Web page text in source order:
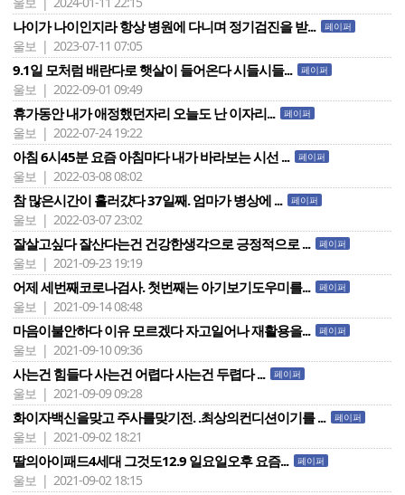
나이가 나이인지라 항상 병원에 다니며 정기검진을 받... 페이퍼
울보 | 2023-07-11 07:05
9.1일 모처럼 배란다로 햇살이 들어온다 시들시들... 페이퍼
울보 | 2022-09-01 09:49
휴가동안 내가 애정했던자리 오늘도 난 이자리... 페이퍼
울보 | 2022-07-24 19:22
아침 6시45분 요즘 아침마다 내가 바라보는 시선 ... 페이퍼
울보 | 2022-03-08 08:02
참 많은시간이 흘러걌다 37일째. 엄마가 병상에 ... 페이퍼
울보 | 2022-03-07 23:02
잘살고싶다 잘산다는건 건강한생각으로 긍정적으로 ... 페이퍼
울보 | 2021-09-23 19:19
어제 세번째코로나검사. 첫번째는 아기보기도우미를... 페이퍼
울보 | 2021-09-14 08:48
마음이불안하다 이유 모르겠다 자고일어나 재활용을... 페이퍼
울보 | 2021-09-10 09:36
사는건 힘들다 사는건 어렵다 사는건 두렵다 ... 페이퍼
울보 | 2021-09-09 09:28
화이자백신을맞고 주사를맞기전. .최상의컨디션이기를 ... 페이퍼
울보 | 2021-09-02 18:21
딸의아이패드4세대 그것도12.9 일요일오후 요즘... 페이퍼
울보 | 2021-09-02 18:15